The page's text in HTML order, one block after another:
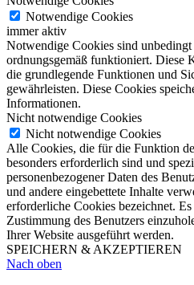
Notwendige Cookies
immer aktiv
Notwendige Cookies sind
ordnungsgemäß funktioniert. Diese
die grundlegende Funktionen und
gewährleisten. Diese Cookies
Informationen.
Nicht notwendige Cookies
Nicht notwendige Cookies
Alle Cookies, die für die Funktion
besonders erforderlich sind und
personenbezogener Daten des
und andere eingebettete Inhalte
erforderliche Cookies bezeichnet.
Zustimmung des Benutzers
Ihrer Website ausgeführt werden.
SPEICHERN & AKZEPTIEREN
Nach oben